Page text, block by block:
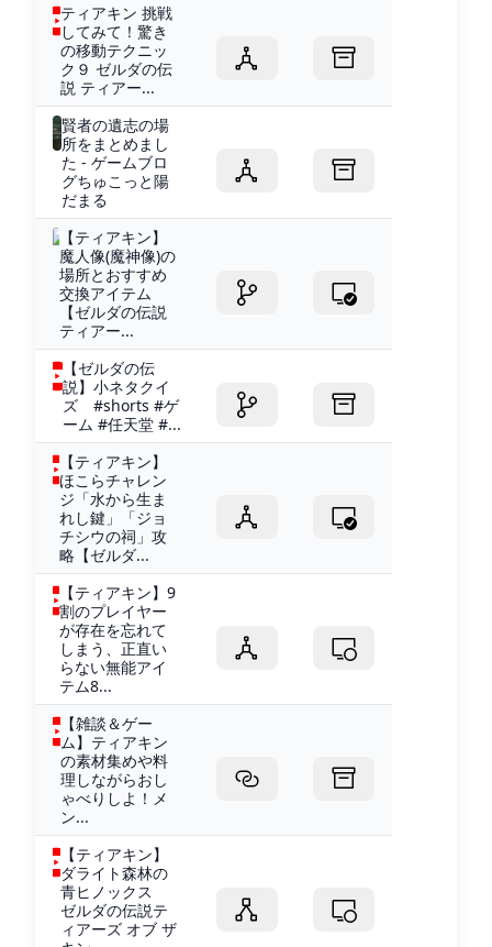
ティアキン 挑戦
してみて！驚き
の移動テクニッ
ク９ ゼルダの伝
説 ティアー...
賢者の遺志の場
所をまとめまし
た - ゲームブロ
グちゅこっと陽
だまる
【ティアキン】
魔人像(魔神像)の
場所とおすすめ
交換アイテム
【ゼルダの伝説
ティアー...
【ゼルダの伝
説】小ネタクイ
ズ #shorts #ゲ
ーム #任天堂 #...
【ティアキン】
ほこらチャレン
ジ「水から生ま
れし鍵」「ジョ
チシウの祠」攻
略【ゼルダ...
【ティアキン】9
割のプレイヤー
が存在を忘れて
しまう、正直い
らない無能アイ
テム8...
【雑談＆ゲー
ム】ティアキン
の素材集めや料
理しながらおし
ゃべりしよ！メ
ン...
【ティアキン】
ダライト森林の
青ヒノックス
ゼルダの伝説テ
ィアーズ オブ ザ